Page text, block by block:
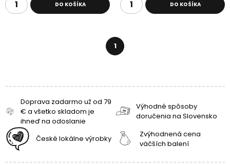
DO KOŠÍKA DO KOŠÍKA
1
Doprava zadarmo už od 79
€ a všetko skladom je
ihneď na odoslanie
Výhodné spôsoby
doručenia na Slovensko
České lokálne výrobky
Zvýhodnená cena
väčších balení